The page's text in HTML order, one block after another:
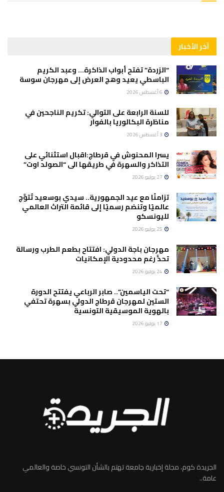
آخر الأخبار
“الزردة” تفتح أبواب الذاكرة… وعبد الكريم
الباسطي يعيد وهج العرض إلى مهرجان سوسة
للسنة الرابعة على التوالي: تكريم الناجحين في
مناظرة البكالوريا بالفوار
يسرا المحنوش في قرطاج:اقبال استثنائي على
التذاكر والسهرة في طريقها الى “الصولد اوت”
تزامنًا مع عيد الجمهورية.. سيدي بوسعيد تُتوَّج
عالميًا وتنضم رسميًا إلى قائمة التراث العالمي
لليونسكو
مهرجان باجة الدولي: افتتاح بطعم الطرب ورسالة
تحدٍّ رغم محدودية الإمكانيات
“تحت الياسمين”.. صابر الرباعي يفتتح الدورة
الستين لمهرجان قرطاج الدولي بسهرة تحتفي
بالهوية الموسيقية التونسية
الجريدة كوم، مجلة إخبارية جامعة تهتم بالشأن التونسي خاصة والعالمي
عامة..